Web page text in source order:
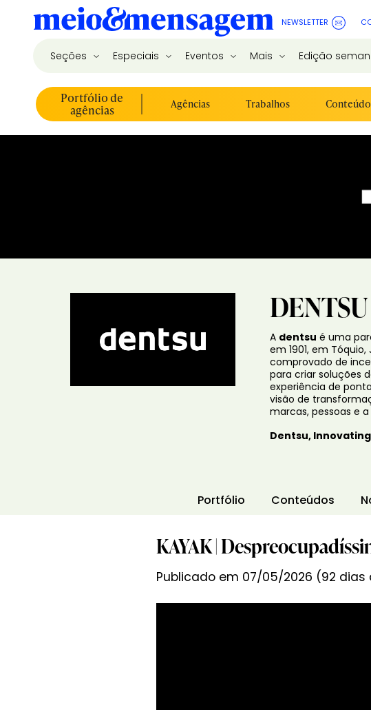
NEWSLETTER
Seções Especiais Eventos Mais Edição
Portfólio de
agências Agências Trabalhos
DENTSU
A dentsu é uma
em 1901, em
comprovado de
para criar soluções
experiência de
visão de
marcas, pessoas e
Dentsu,
Portfólio Conteúdos
KAYAK |
Publicado em 07/05/2026 (92 dias